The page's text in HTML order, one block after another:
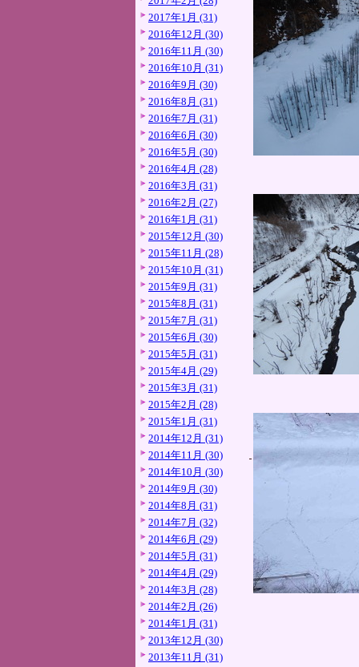
2017年1月 (31)
2016年12月 (30)
2016年11月 (30)
2016年10月 (31)
2016年9月 (30)
2016年8月 (31)
2016年7月 (31)
2016年6月 (30)
2016年5月 (30)
2016年4月 (28)
2016年3月 (31)
2016年2月 (27)
2016年1月 (31)
2015年12月 (30)
2015年11月 (28)
2015年10月 (31)
2015年9月 (31)
2015年8月 (31)
2015年7月 (31)
2015年6月 (30)
2015年5月 (31)
2015年4月 (29)
2015年3月 (31)
2015年2月 (28)
2015年1月 (31)
2014年12月 (31)
2014年11月 (30)
2014年10月 (30)
2014年9月 (30)
2014年8月 (31)
2014年7月 (32)
2014年6月 (29)
2014年5月 (31)
2014年4月 (29)
2014年3月 (28)
2014年2月 (26)
2014年1月 (31)
2013年12月 (30)
2013年11月 (31)